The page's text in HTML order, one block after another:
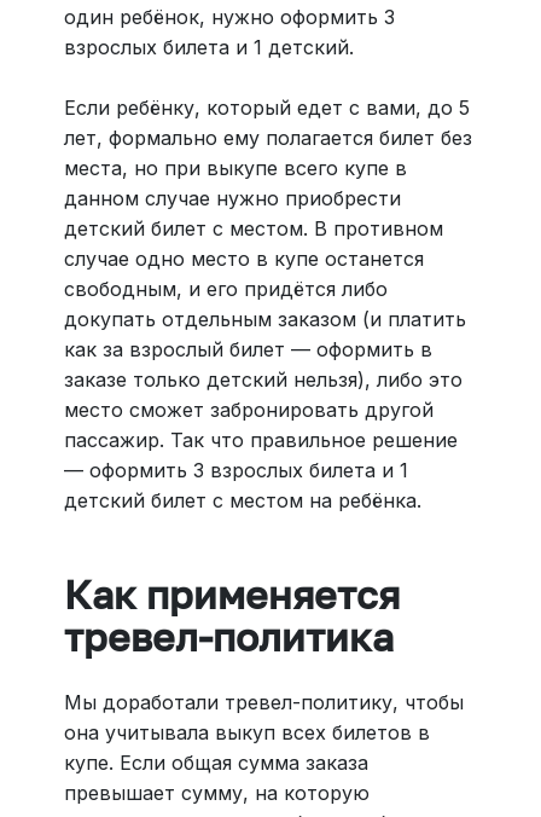
один ребёнок, нужно оформить 3
взрослых билета и 1 детский.
Если ребёнку, который едет с вами, до 5
лет, формально ему полагается билет без
места, но при выкупе всего купе в
данном случае нужно приобрести
детский билет с местом. В противном
случае одно место в купе останется
свободным, и его придётся либо
докупать отдельным заказом (и платить
как за взрослый билет — оформить в
заказе только детский нельзя), либо это
место сможет забронировать другой
пассажир. Так что правильное решение
— оформить 3 взрослых билета и 1
детский билет с местом на ребёнка.
Как применяется
тревел-политика
Мы доработали тревел-политику, чтобы
она учитывала выкуп всех билетов в
купе. Если общая сумма заказа
превышает сумму, на которую